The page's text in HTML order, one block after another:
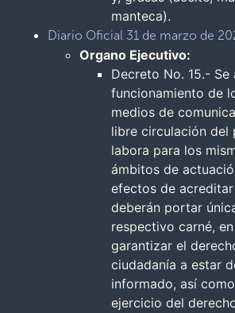
manteca).
Diario Oficial 31 de marzo de
Organo Ejecutivo:
Decreto No. 15.- Se
funcionamiento de
medios de
libre circulación del
labora para los
ámbitos de
efectos de
deberán portar
respectivo carné,
garantizar el
ciudadanía a estar
informado, así
ejercicio del